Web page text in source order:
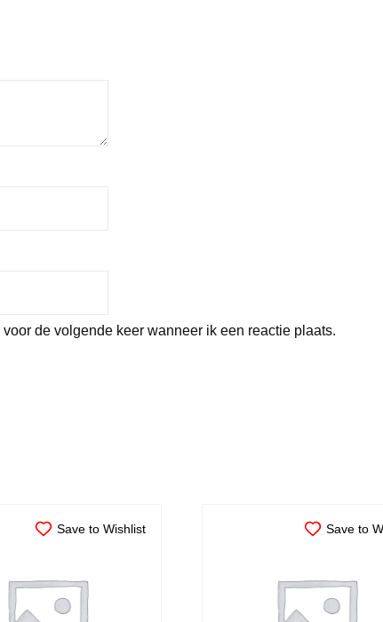
de volgende keer wanneer ik een reactie plaats.
Save to Wishlist Save to